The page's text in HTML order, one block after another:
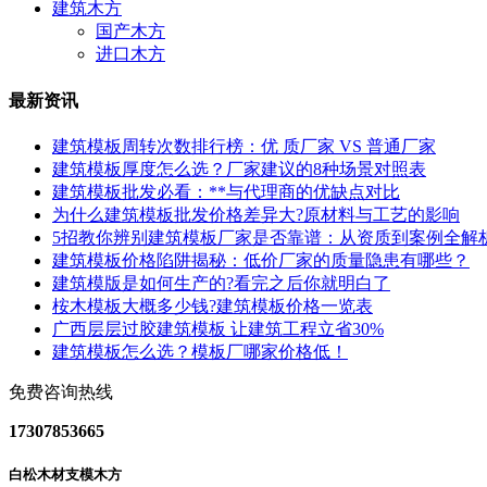
建筑木方
国产木方
进口木方
最新资讯
建筑模板周转次数排行榜：优 质厂家 VS 普通厂家
建筑模板厚度怎么选？厂家建议的8种场景对照表
建筑模板批发必看：**与代理商的优缺点对比
为什么建筑模板批发价格差异大?原材料与工艺的影响
5招教你辨别建筑模板厂家是否靠谱：从资质到案例全解
建筑模板价格陷阱揭秘：低价厂家的质量隐患有哪些？
建筑模版是如何生产的?看完之后你就明白了
桉木模板大概多少钱?建筑模板价格一览表
广西层层过胶建筑模板 让建筑工程立省30%
建筑模板怎么选？模板厂哪家价格低！
免费咨询热线
17307853665
白松木材支模木方